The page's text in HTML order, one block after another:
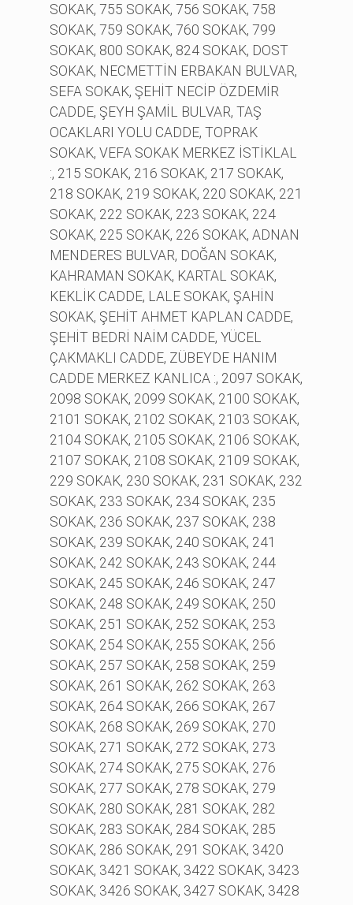
SOKAK, 755 SOKAK, 756 SOKAK, 758
SOKAK, 759 SOKAK, 760 SOKAK, 799
SOKAK, 800 SOKAK, 824 SOKAK, DOST
SOKAK, NECMETTİN ERBAKAN BULVAR,
SEFA SOKAK, ŞEHİT NECİP ÖZDEMİR
CADDE, ŞEYH ŞAMİL BULVAR, TAŞ
OCAKLARI YOLU CADDE, TOPRAK
SOKAK, VEFA SOKAK MERKEZ İSTİKLAL
:, 215 SOKAK, 216 SOKAK, 217 SOKAK,
218 SOKAK, 219 SOKAK, 220 SOKAK, 221
SOKAK, 222 SOKAK, 223 SOKAK, 224
SOKAK, 225 SOKAK, 226 SOKAK, ADNAN
MENDERES BULVAR, DOĞAN SOKAK,
KAHRAMAN SOKAK, KARTAL SOKAK,
KEKLİK CADDE, LALE SOKAK, ŞAHİN
SOKAK, ŞEHİT AHMET KAPLAN CADDE,
ŞEHİT BEDRİ NAİM CADDE, YÜCEL
ÇAKMAKLI CADDE, ZÜBEYDE HANIM
CADDE MERKEZ KANLICA :, 2097 SOKAK,
2098 SOKAK, 2099 SOKAK, 2100 SOKAK,
2101 SOKAK, 2102 SOKAK, 2103 SOKAK,
2104 SOKAK, 2105 SOKAK, 2106 SOKAK,
2107 SOKAK, 2108 SOKAK, 2109 SOKAK,
229 SOKAK, 230 SOKAK, 231 SOKAK, 232
SOKAK, 233 SOKAK, 234 SOKAK, 235
SOKAK, 236 SOKAK, 237 SOKAK, 238
SOKAK, 239 SOKAK, 240 SOKAK, 241
SOKAK, 242 SOKAK, 243 SOKAK, 244
SOKAK, 245 SOKAK, 246 SOKAK, 247
SOKAK, 248 SOKAK, 249 SOKAK, 250
SOKAK, 251 SOKAK, 252 SOKAK, 253
SOKAK, 254 SOKAK, 255 SOKAK, 256
SOKAK, 257 SOKAK, 258 SOKAK, 259
SOKAK, 261 SOKAK, 262 SOKAK, 263
SOKAK, 264 SOKAK, 266 SOKAK, 267
SOKAK, 268 SOKAK, 269 SOKAK, 270
SOKAK, 271 SOKAK, 272 SOKAK, 273
SOKAK, 274 SOKAK, 275 SOKAK, 276
SOKAK, 277 SOKAK, 278 SOKAK, 279
SOKAK, 280 SOKAK, 281 SOKAK, 282
SOKAK, 283 SOKAK, 284 SOKAK, 285
SOKAK, 286 SOKAK, 291 SOKAK, 3420
SOKAK, 3421 SOKAK, 3422 SOKAK, 3423
SOKAK, 3426 SOKAK, 3427 SOKAK, 3428